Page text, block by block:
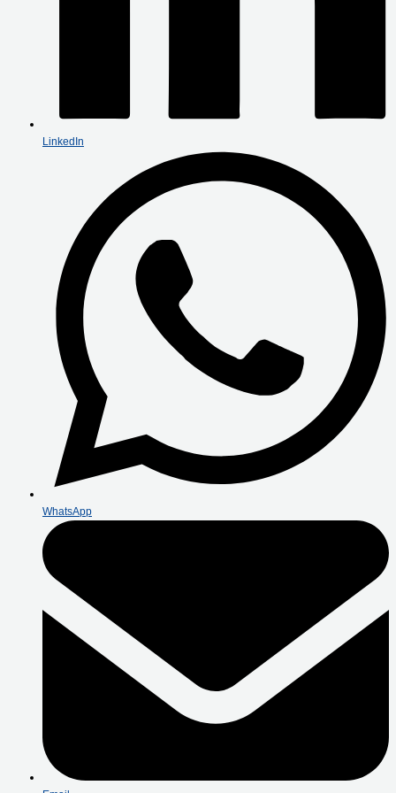
LinkedIn
WhatsApp